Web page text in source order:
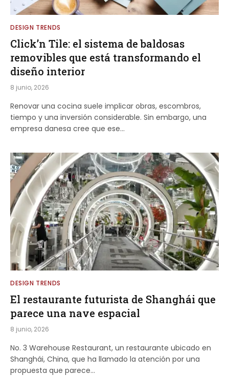
DESIGN TRENDS
Click’n Tile: el sistema de baldosas
removibles que está transformando el
diseño interior
8 junio, 2026
Renovar una cocina suele implicar obras, escombros,
tiempo y una inversión considerable. Sin embargo, una
empresa danesa cree que ese…
DESIGN TRENDS
El restaurante futurista de Shanghái que
parece una nave espacial
8 junio, 2026
No. 3 Warehouse Restaurant, un restaurante ubicado en
Shanghái, China, que ha llamado la atención por una
propuesta que parece…